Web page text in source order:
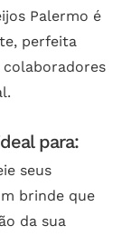
Palermo é
perfeita
para:
seus
brinde que
da sua